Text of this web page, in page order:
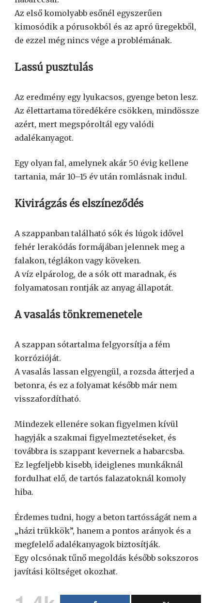
Az első komolyabb esőnél egyszerűen
kimosódik a pórusokból és az apró üregekből,
de ezzel még nincs vége a problémának.
Lassú pusztulás
Az eredmény egy lyukacsos, gyenge beton lesz.
Az élettartama töredékére csökken, mindössze
azért, mert megspóroltál egy valódi
adalékanyagot.
Egy olyan fal, amelynek akár 50 évig kellene
tartania, már 10–15 év után romlásnak indul.
Kivirágzás és elszíneződés
A szappanban található sók és lúgok idővel
fehér lerakódás formájában jelennek meg a
falakon, téglákon vagy köveken.
A víz elpárolog, de a sók ott maradnak, és
folyamatosan rontják az anyag állapotát.
A vasalás tönkremenetele
A szappan sótartalma felgyorsítja a fém
korrózióját.
A vasalás lassan elgyengül, a rozsda átterjed a
betonra, és ez a folyamat később már nem
visszafordítható.
Mindezek ellenére sokan figyelmen kívül
hagyják a szakmai figyelmeztetéseket, és
továbbra is szappant kevernek a habarcsba.
Ez legfeljebb kisebb, ideiglenes munkáknál
fordulhat elő, de tartós falazatoknál komoly
hiba.
Érdemes tudni, hogy a beton tartósságát nem a
„házi trükkök”, hanem a pontos arányok és a
megfelelő adalékanyagok biztosítják.
Egy olcsónak tűnő megoldás később sokszoros
javítási költséget okozhat.